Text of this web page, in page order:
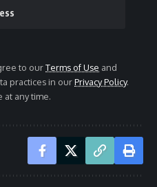
to ourTerms of Use and
practices in ourPrivacy Policy.
at any time.